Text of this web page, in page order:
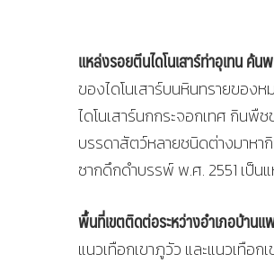
แหล่งรอยตีนไดโนเสาร์ท่าอุเทน
ของไดโนเสาร์บนหินทรายของ
ไดโนเสาร์นกกระจอกเทศ กินพืช
บรรดาสัตว์หลายชนิดต่างมาห
ซากดึกดำบรรพ์ พ.ศ. 2551 เป็น
พื้นที่เขตติดต่อระหว่างอำเภอบ้าน
แนวเทือกเขาภูวัว และแนวเทือ